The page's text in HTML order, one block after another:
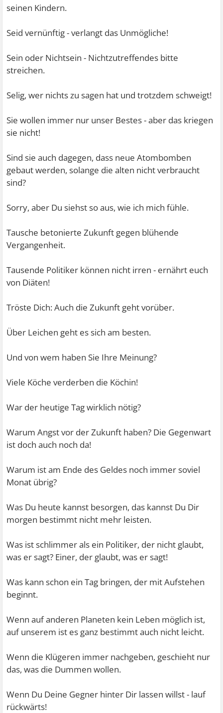
seinen Kindern.
Seid vernünftig - verlangt das Unmögliche!
Sein oder Nichtsein - Nichtzutreffendes bitte
streichen.
Selig, wer nichts zu sagen hat und trotzdem schweigt!
Sie wollen immer nur unser Bestes - aber das kriegen
sie nicht!
Sind sie auch dagegen, dass neue Atombomben
gebaut werden, solange die alten nicht verbraucht
sind?
Sorry, aber Du siehst so aus, wie ich mich fühle.
Tausche betonierte Zukunft gegen blühende
Vergangenheit.
Tausende Politiker können nicht irren - ernährt euch
von Diäten!
Tröste Dich: Auch die Zukunft geht vorüber.
Über Leichen geht es sich am besten.
Und von wem haben Sie Ihre Meinung?
Viele Köche verderben die Köchin!
War der heutige Tag wirklich nötig?
Warum Angst vor der Zukunft haben? Die Gegenwart
ist doch auch noch da!
Warum ist am Ende des Geldes noch immer soviel
Monat übrig?
Was Du heute kannst besorgen, das kannst Du Dir
morgen bestimmt nicht mehr leisten.
Was ist schlimmer als ein Politiker, der nicht glaubt,
was er sagt? Einer, der glaubt, was er sagt!
Was kann schon ein Tag bringen, der mit Aufstehen
beginnt.
Wenn auf anderen Planeten kein Leben möglich ist,
auf unserem ist es ganz bestimmt auch nicht leicht.
Wenn die Klügeren immer nachgeben, geschieht nur
das, was die Dummen wollen.
Wenn Du Deine Gegner hinter Dir lassen willst - lauf
rückwärts!